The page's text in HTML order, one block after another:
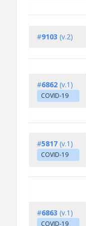
#9103 (v.2)
#6862 (v.1)
COVID-19
#5817 (v.1)
COVID-19
#6863 (v.1)
COVID-19